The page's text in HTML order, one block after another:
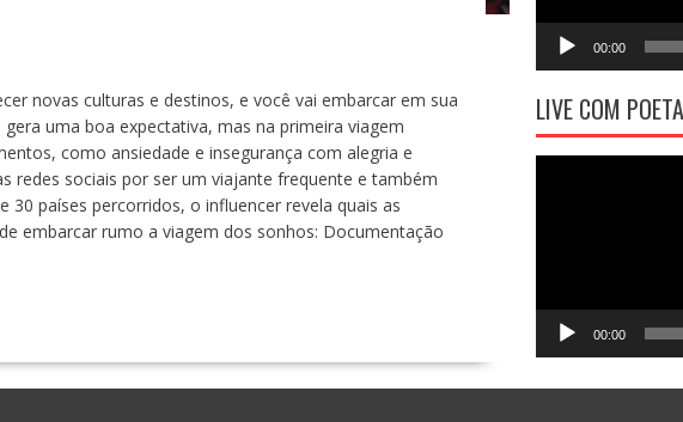
novas culturas e destinos, e você vai embarcar em sua
uma boa expectativa, mas na primeira viagem
como ansiedade e insegurança com alegria e
redes sociais por ser um viajante frequente e também
países percorridos, o influencer revela quais as
embarcar rumo a viagem dos sonhos: Documentação
00:00
LIVE COM POETA
00:00